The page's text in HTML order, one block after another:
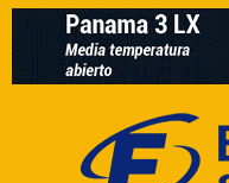
Saltar
contenido